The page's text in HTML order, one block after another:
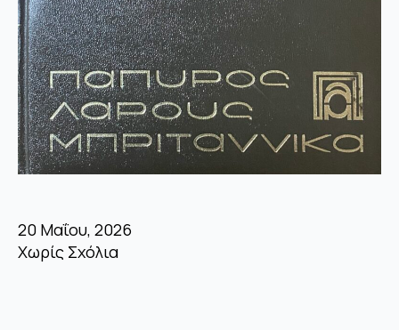
20 Μαΐου, 2026
Χωρίς Σχόλια